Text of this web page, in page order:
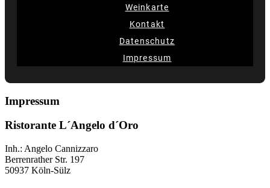
Weinkarte
Kontakt
Datenschutz
Impressum
Impressum
Ristorante L´Angelo d´Oro
Inh.: Angelo Cannizzaro
Berrenrather Str. 197
50937 Köln-Sülz